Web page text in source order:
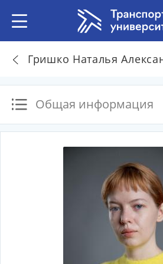
Гришко Наталья
Общая информация